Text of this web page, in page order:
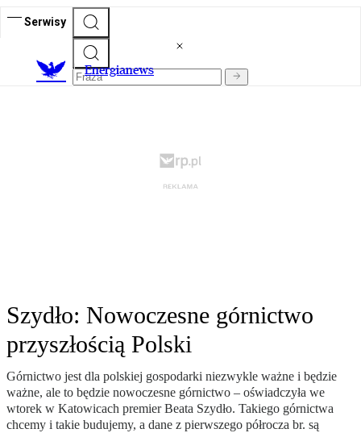
Serwisy
Energianews
Szydło: Nowoczesne górnictwo
przyszłością Polski
Górnictwo jest dla polskiej gospodarki niezwykle ważne i będzie
ważne, ale to będzie nowoczesne górnictwo – oświadczyła we
wtorek w Katowicach premier Beata Szydło. Takiego górnictwa
chcemy i takie budujemy, a dane z pierwszego półrocza br. są